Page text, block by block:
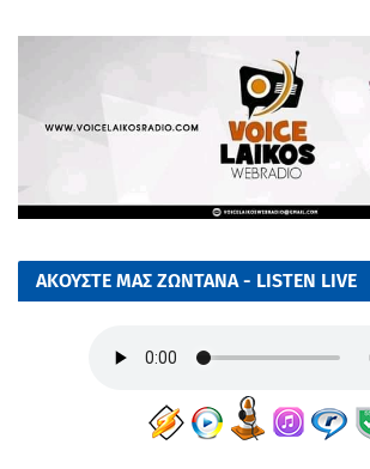
ΑΚΟΥΣΤΕ ΜΑΣ ΖΩΝΤΑΝΑ - LISTEN LIVE